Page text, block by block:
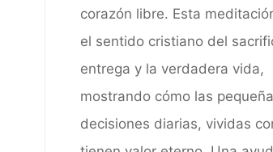
corazón libre. Esta
el sentido cristiano del
entrega y la verdadera vida,
mostrando cómo las
decisiones diarias, vividas